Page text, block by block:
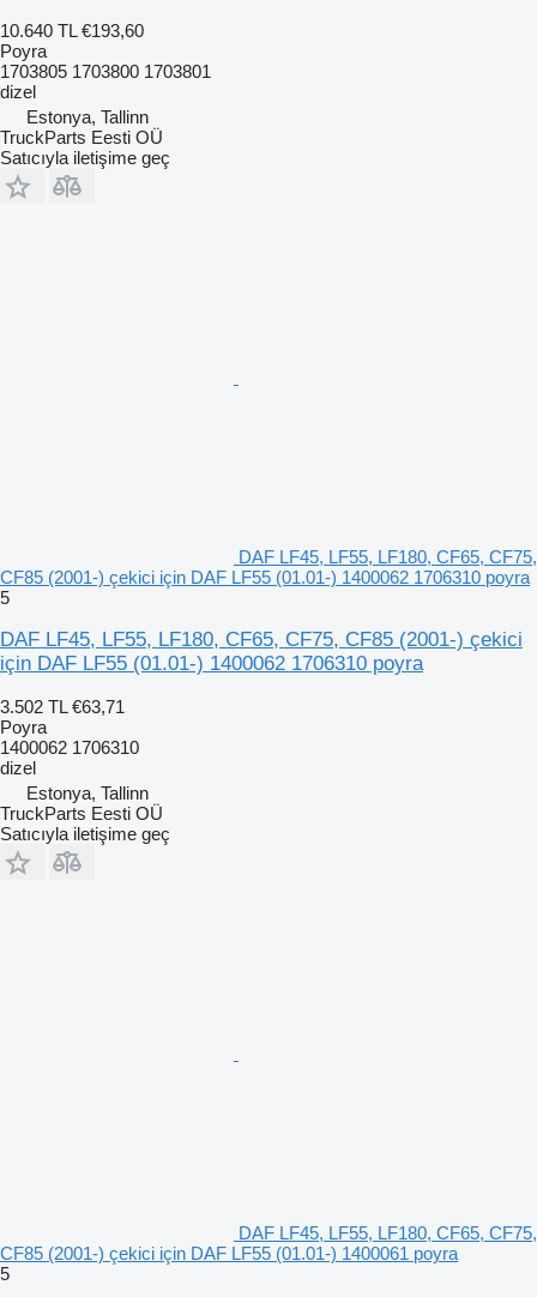
10.640 TL €193,60
Poyra
1703805 1703800 1703801
dizel
Estonya, Tallinn
TruckParts Eesti OÜ
Satıcıyla iletişime geç
DAF LF45, LF55, LF180, CF65, CF75,
CF85 (2001-) çekici için DAF LF55 (01.01-) 1400062 1706310 poyra
5
DAF LF45, LF55, LF180, CF65, CF75, CF85 (2001-) çekici
için DAF LF55 (01.01-) 1400062 1706310 poyra
3.502 TL €63,71
Poyra
1400062 1706310
dizel
Estonya, Tallinn
TruckParts Eesti OÜ
Satıcıyla iletişime geç
DAF LF45, LF55, LF180, CF65, CF75,
CF85 (2001-) çekici için DAF LF55 (01.01-) 1400061 poyra
5